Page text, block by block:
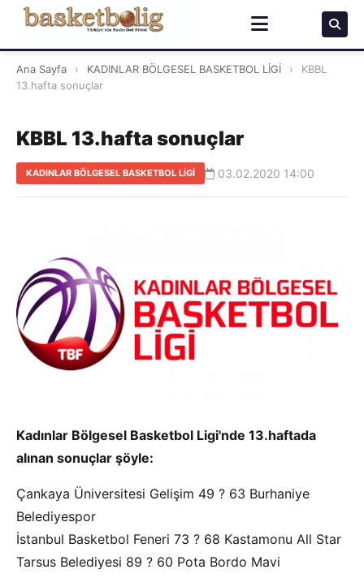
Ana Sayfa › KADINLAR BÖLGESEL BASKETBOL LİGİ ›
KBBL
13.hafta sonuçlar
KBBL 13.hafta sonuçlar
KADINLAR BÖLGESEL BASKETBOL LİGİ 03.02.2020 14:00
Kadınlar Bölgesel Basketbol Ligi'nde 13.haftada
alınan sonuçlar şöyle:
Çankaya Üniversitesi Gelişim 49 ? 63 Burhaniye
Belediyespor
İstanbul Basketbol Feneri 73 ? 68 Kastamonu All Star
Tarsus Belediyesi 89 ? 60 Pota Bordo Mavi